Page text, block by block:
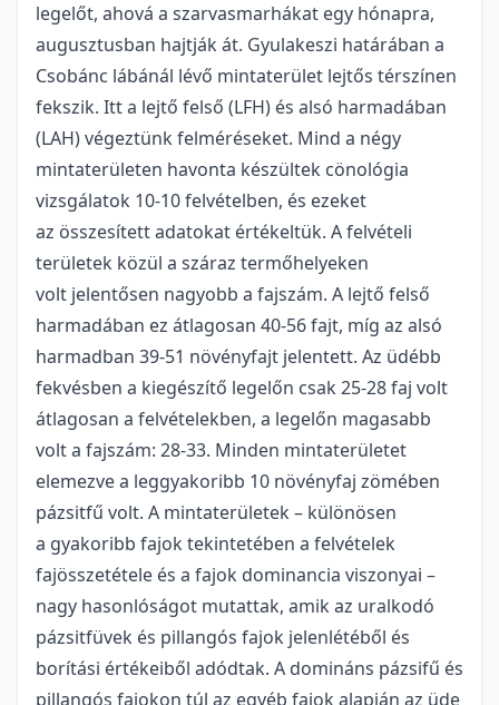
legelőt, ahová a szarvasmarhákat egy hónapra,
augusztusban hajtják át. Gyulakeszi határában a
Csobánc lábánál lévő mintaterület lejtős térszínen
fekszik. Itt a lejtő felső (LFH) és alsó harmadában
(LAH) végeztünk felméréseket. Mind a négy
mintaterületen havonta készültek cönológia
vizsgálatok 10-10 felvételben, és ezeket
az összesített adatokat értékeltük. A felvételi
területek közül a száraz termőhelyeken
volt jelentősen nagyobb a fajszám. A lejtő felső
harmadában ez átlagosan 40-56 fajt, míg az alsó
harmadban 39-51 növényfajt jelentett. Az üdébb
fekvésben a kiegészítő legelőn csak 25-28 faj volt
átlagosan a felvételekben, a legelőn magasabb
volt a fajszám: 28-33. Minden mintaterületet
elemezve a leggyakoribb 10 növényfaj zömében
pázsitfű volt. A mintaterületek – különösen
a gyakoribb fajok tekintetében a felvételek
fajösszetétele és a fajok dominancia viszonyai –
nagy hasonlóságot mutattak, amik az uralkodó
pázsitfüvek és pillangós fajok jelenlétéből és
borítási értékeiből adódtak. A domináns pázsifű és
pillangós fajokon túl az egyéb fajok alapján az üde